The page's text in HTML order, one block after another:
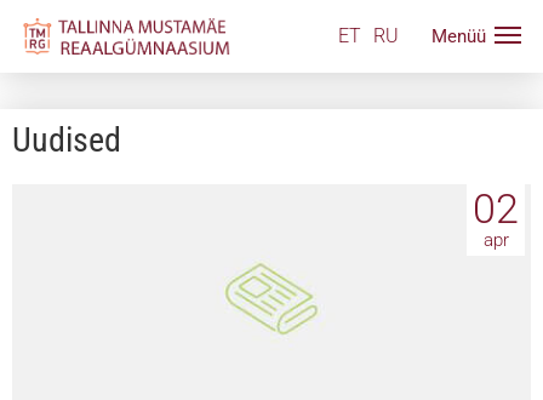
ET RU
Uudised
02
apr